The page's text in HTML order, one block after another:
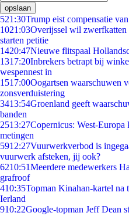
opslaan
521:30Trump eist compensatie
1021:03Overijssel wil zwerfkatten
starten petitie
1420:47Nieuwe flitspaal
1317:20Inbrekers betrapt bij
wespennest in
1517:00Oogartsen waarschuwen
zonsverduistering
3413:54Groenland geeft
banden
2513:27Copernicus: West-Europa
metingen
5912:27Vuurwerkverbod is
vuurwerk afsteken, jij ook?
6210:51Meerdere medewerkers
grafroof
410:35Topman Kinahan-kartel na
Ierland
910:22Google-topman Jeff Dean